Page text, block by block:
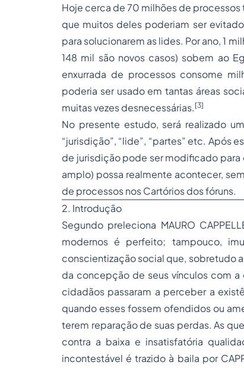
Hoje cerca de 70 milhões de processos
que muitos deles poderiam ser
para solucionarem as lides. Por ano, 1
148 mil são novos casos) sobem ao
enxurrada de processos consome
poderia ser usado em tantas áreas
muitas vezes desnecessárias. [3]
No presente estudo, será realizado
“jurisdição”, “lide”, “partes” etc. Após
de jurisdição pode ser modificado
amplo) possa realmente acontecer,
de processos nos Cartórios dos fóruns.
2. Introdução
Segundo preleciona MAURO
modernos é perfeito; tampouco,
conscientização social que, sobretudo
da concepção de seus vínculos com
cidadãos passaram a perceber a
quando esses fossem ofendidos ou
terem reparação de suas perdas. As
contra a baixa e insatisfatória
incontestável é trazido à baila por